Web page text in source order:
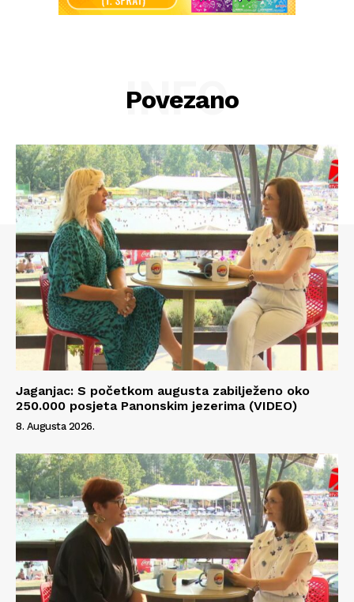
Info
O nama
Kontakt
Povezano
INFO
Jaganjac: S početkom augusta zabilježeno oko
250.000 posjeta Panonskim jezerima (VIDEO)
8. Augusta 2026.